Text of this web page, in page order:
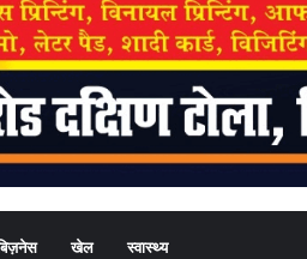
खेल स्वास्थ्य